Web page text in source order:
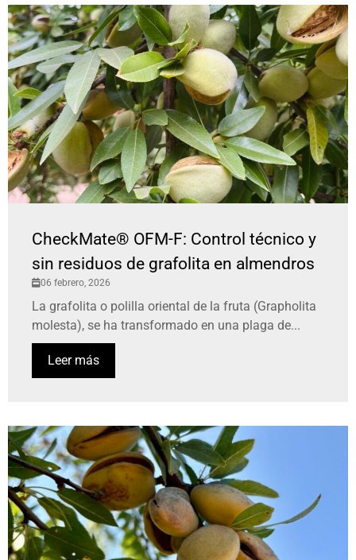
CheckMate® OFM-F: Control técnico y
sin residuos de grafolita en almendros
06 febrero, 2026
La grafolita o polilla oriental de la fruta (Grapholita
molesta), se ha transformado en una plaga de...
Leer más